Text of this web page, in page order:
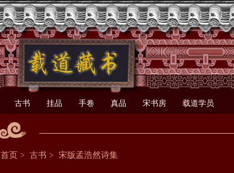
古书 挂品 手卷 真品 宋书房 载道学员
首页 > 古书 > 宋版孟浩然诗集